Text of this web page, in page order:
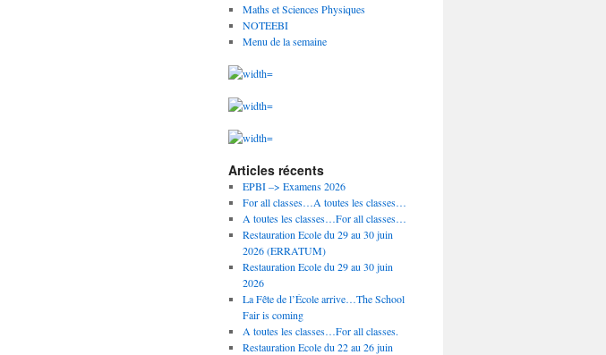
Maths et Sciences Physiques
NOTEEBI
Menu de la semaine
Articles récents
EPBI –> Examens 2026
For all classes…A toutes les classes…
A toutes les classes…For all classes…
Restauration Ecole du 29 au 30 juin
2026 (ERRATUM)
Restauration Ecole du 29 au 30 juin
2026
La Fête de l’École arrive…The School
Fair is coming
A toutes les classes…For all classes.
Restauration Ecole du 22 au 26 juin